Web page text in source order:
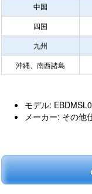
中国
四国
九州
沖縄、南西諸島
モデル:
メーカー: その他